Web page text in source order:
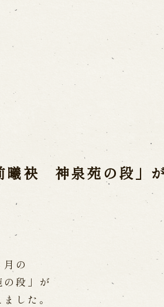
Puppet
Master
Performances
曦袂 神泉苑の段」が
の
段」が
した。